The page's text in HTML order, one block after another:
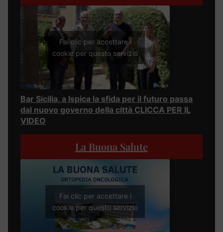
Fai clic per accettare i
cookie per questo servizio
Bar Sicilia, a Ispica la sfida per il futuro passa
dal nuovo governo della città CLICCA PER IL
VIDEO
La Buona Salute
Fai clic per accettare i
cookie per questo servizio